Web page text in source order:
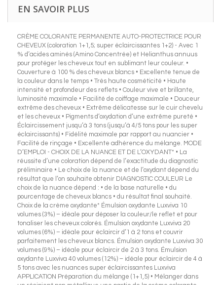
EN SAVOIR PLUS
CRÈME COLORANTE PERMANENTE AUTO-PROTECTRICE POUR
CHEVEUX (coloration 1+1,5; super éclaircissantes 1+2) - Avec 1
% d’acides aminés (Amino Concentrée) et Helianthus annuus
pour protéger les cheveux tout en sublimant leur couleur. •
Couverture à 100 % des cheveux blancs • Excellente tenue de
la couleur dans le temps • Très haute cosméticité • Haute
intensité et profondeur des reflets • Couleur vive et brillante,
luminosité maximale • Facilité de coiffage maximale • Douceur
extrême des cheveux • Extrême délicatesse sur le cuir chevelu
et les cheveux • Pigments d’oxydation d’une extrême pureté •
Éclaircissement jusqu’à 3 tons (jusqu’à 4/5 tons pour les super
éclaircissants) • Fidélité maximale par rapport au nuancier •
Facilité de rinçage • Excellente adhérence du mélange. MODE
D’EMPLOI - CHOIX DE LA NUANCE ET DE L’OXYDANT* • La
réussite d’une coloration dépend de l’exactitude du diagnostic
préliminaire • Le choix de la nuance et de l’oxydant dépend du
résultat que l’on souhaite obtenir DIAGNOSTIC COULEUR Le
choix de la nuance dépend : • de la base naturelle • du
pourcentage de cheveux blancs • du résultat final souhaité.
Choix de la crème oxydante* Émulsion oxydante Luxviva 10
volumes (3%) – idéale pour déposer la couleur/le reflet et pour
tonaliser les cheveux colorés. Émulsion oxydante Luxviva 20
volumes (6%) – idéale pour éclaircir d’1 à 2 tons et couvrir
parfaitement les cheveux blancs. Émulsion oxydante Luxviva 30
volumes (9%) – idéale pour éclaircir de 2 à 3 tons. Émulsion
oxydante Luxviva 40 volumes (12%) – idéale pour éclaircir de 4 à
5 tons avec les nuances super éclaircissantes Luxviva
APPLICATION Préparation du mélange (1+1,5) • Mélanger dans